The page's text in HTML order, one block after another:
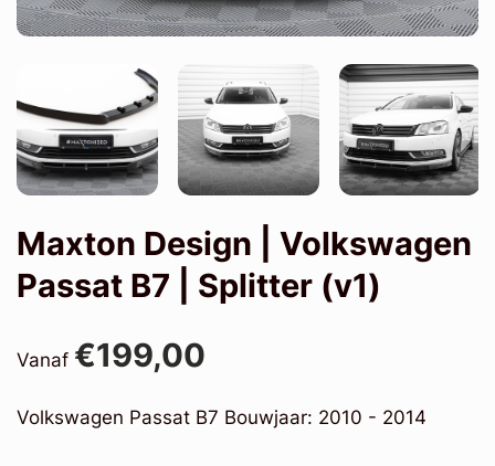
Maxton Design | Volkswagen
Passat B7 | Splitter (v1)
Vanaf €199,00
Volkswagen Passat B7 Bouwjaar: 2010 - 2014